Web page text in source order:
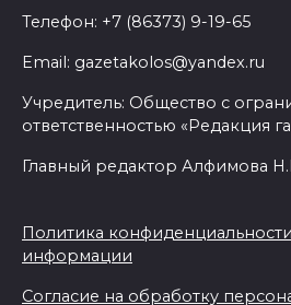
области
07 августа 2026 23:00
Дабы счастье
сберечь –
сорванное яблоко:
07 августа 2026 22:04
В
Телефон: +7 (86373) 9-19-65
Email: gazetakolos@yandex.ru
Учредитель: Общество с
ответственностью «Редакция
Главный редактор Алфимова
Политика
информации
Согласие на обработку